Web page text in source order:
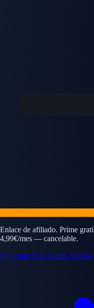
Enlace de afiliado. Prime
4,99€/mes — cancelable.
Siguiente Arco Turbo Abuela